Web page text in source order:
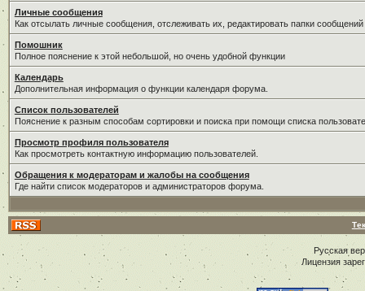
Личные сообщения
Как отсылать личные сообщения, отслеживать их, редактировать папки
Помошник
Полное пояснение к этой небольшой, но очень удобной функции
Календарь
Дополнительная информация о функции календаря форума.
Список пользователей
Пояснение к разным способам сортировки и поиска при помощи списка
Просмотр профиля пользователя
Как просмотреть контактную информацию пользователей.
Обращения к модераторам и жалобы на сообщения
Где найти список модераторов и администраторов форума.
Русская
Лицензия